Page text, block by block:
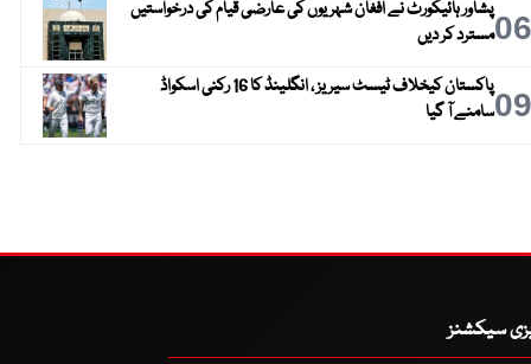
06پشاور ہائیکورٹ نے افغان شہریوں کی عارضی قیام کی درخواستیں
مسترد کر دیں
09
پاکستان کیخلاف ٹیسٹ سیریز ، انگلینڈ کا 16 رکنی اسکواڈ
سامنے آ گیا
سیکشنز